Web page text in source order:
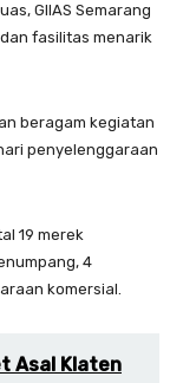
GIIAS Semarang
fasilitas menarik
beragam kegiatan
penyelenggaraan
19 merek
4
komersial.
Asal Klaten